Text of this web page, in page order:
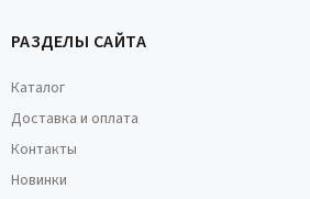
РАЗДЕЛЫ САЙТА
Каталог
Доставка и оплата
Контакты
Новинки